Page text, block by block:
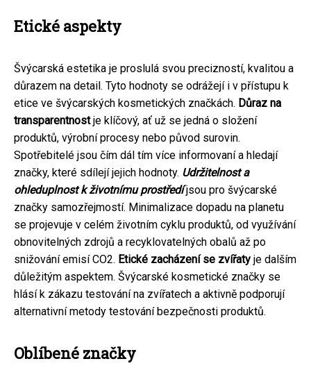
Etické aspekty
Švýcarská estetika je proslulá svou precizností, kvalitou a
důrazem na detail. Tyto hodnoty se odrážejí i v přístupu k
etice ve švýcarských kosmetických značkách. Důraz na
transparentnostje klíčový, ať už se jedná o složení
produktů, výrobní procesy nebo původ surovin.
Spotřebitelé jsou čím dál tím více informovaní a hledají
značky, které sdílejí jejich hodnoty. Udržitelnost a
ohleduplnost k životnímu prostředíjsou pro švýcarské
značky samozřejmostí. Minimalizace dopadu na planetu
se projevuje v celém životním cyklu produktů, od využívání
obnovitelných zdrojů a recyklovatelných obalů až po
snižování emisí CO2. Etické zacházení se zvířaty je dalším
důležitým aspektem. Švýcarské kosmetické značky se
hlásí k zákazu testování na zvířatech a aktivně podporují
alternativní metody testování bezpečnosti produktů.
Oblíbené značky